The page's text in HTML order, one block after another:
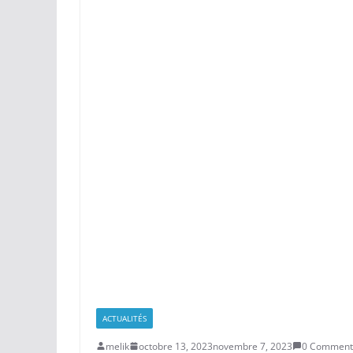
ACTUALITÉS
melik octobre 13, 2023novembre 7, 2023 0